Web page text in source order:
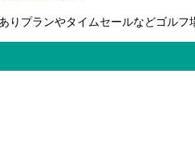
りプランやタイムセールなどゴルフ